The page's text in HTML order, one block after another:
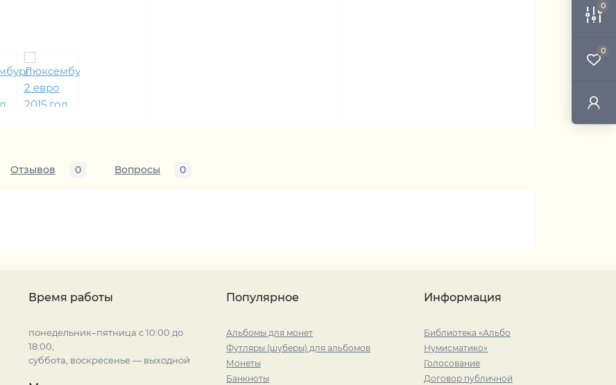
0
0
Отзывов 0 Вопросы 0
Время работы
понедельник–пятница с 10:00 до
18:00,
суббота, воскресенье — выходной
Популярное
Альбомы для монет
Футляры (шуберы) для альбомов
Монеты
Банкноты
Информация
Библиотека «Альбо
Нумисматико»
Голосование
Договор публичной